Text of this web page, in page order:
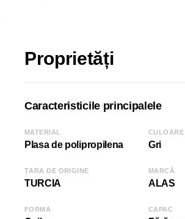
Țara de origine:TURCIA;
Lățime (L): 40 cm
Adâncime (D): 34 cm
Înălțime (H): 35 cm
COD: 2000007560/Gri
SKU: 03792
Proprietăți
Caracteristicile principalele
MATERIAL
Plasa de polipropilena
CULOARE
Gri
ȚARA DE ORIGINE
TURCIA
MARCĂ
ALAS
FORMA CAPAC